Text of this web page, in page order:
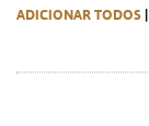
ADICIONAR TODOS